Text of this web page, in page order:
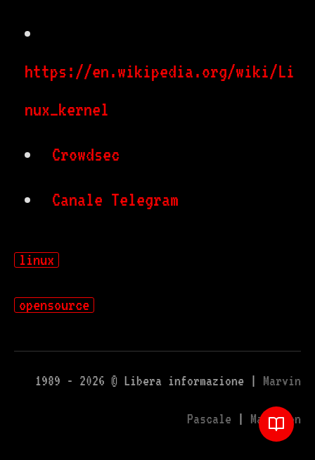
https://en.wikipedia.org/wiki/Li
nux_kernel
Crowdsec
Canale Telegram
linux
opensource
1989 - 2026 © Libera informazione | Marvin
Pascale | Mastodon